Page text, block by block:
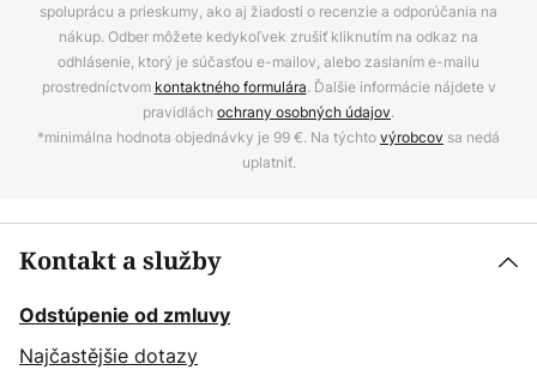
spoluprácu a prieskumy, ako aj žiadosti o recenzie a odporúčania na
nákup. Odber môžete kedykoľvek zrušiť kliknutím na odkaz na
odhlásenie, ktorý je súčasťou e-mailov, alebo zaslaním e-mailu
prostredníctvom kontaktného formulára. Ďalšie informácie nájdete v
pravidlách ochrany osobných údajov.
*minimálna hodnota objednávky je 99 €. Na týchtovýrobcov sa nedá
uplatniť.
Kontakt a služby
Odstúpenie od zmluvy
Najčastějšie dotazy